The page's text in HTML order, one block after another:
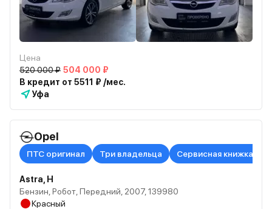
Цена
520 000 ₽ 504 000 ₽
В кредит от 5511 ₽ /мес.
Уфа
Opel
ПТС оригинал Три владельца Сервисная книжка в
Astra, H
Бензин, Робот, Передний, 2007, 139980
Красный